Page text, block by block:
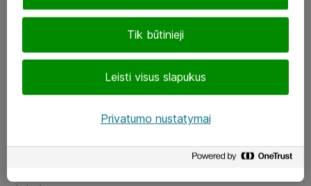
LinkedIn
Tik būtinieji
Leisti visus slapukus
Privatumo nustatymai